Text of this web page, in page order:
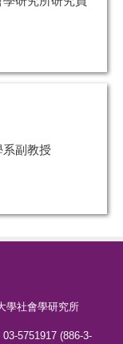
系副教授
學社會學研究所
5751917 (886-3-